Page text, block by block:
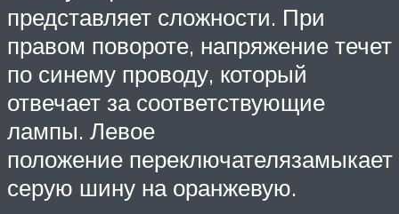
представляет сложности. При
правом повороте, напряжение течет
по синему проводу, который
отвечает за соответствующие
лампы. Левое
положение переключателязамыкает
серую шину на оранжевую.